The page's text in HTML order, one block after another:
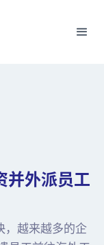
并外派员工
，越来越多的企